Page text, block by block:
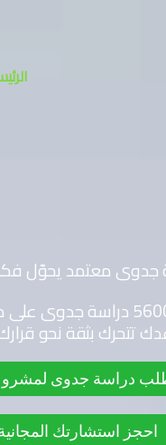
معتمد يحوّل
تتحرك بثقة نحو
دراسة جدوى
احجز استشارتك